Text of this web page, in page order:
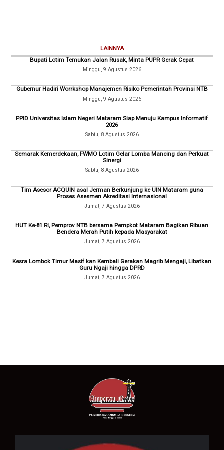
LAINNYA
Bupati Lotim Temukan Jalan Rusak, Minta PUPR Gerak Cepat
Minggu, 9 Agustus 2026
Gubernur Hadiri Worrkshop Manajemen Risiko Pemerintah Provinsi NTB
Minggu, 9 Agustus 2026
PPID Universitas Islam Negeri Mataram Siap Menuju Kampus Informatif
2026
Sabtu, 8 Agustus 2026
Semarak Kemerdekaan, FWMO Lotim Gelar Lomba Mancing dan Perkuat
Sinergi
Sabtu, 8 Agustus 2026
Tim Asesor ACQUIN asal Jerman Berkunjung ke UIN Mataram guna
Proses Asesmen Akreditasi Internasional
Jumat, 7 Agustus 2026
HUT Ke-81 RI, Pemprov NTB bersama Pempkot Mataram Bagikan Ribuan
Bendera Merah Putih kepada Masyarakat
Jumat, 7 Agustus 2026
Kesra Lombok Timur Masif kan Kembali Gerakan Magrib Mengaji, Libatkan
Guru Ngaji hingga DPRD
Jumat, 7 Agustus 2026